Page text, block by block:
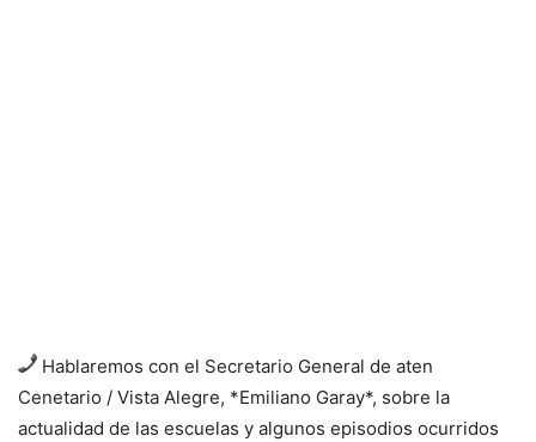
Hablaremos con el Secretario General de aten
Cenetario / Vista Alegre, *Emiliano Garay*, sobre la
actualidad de las escuelas y algunos episodios ocurridos